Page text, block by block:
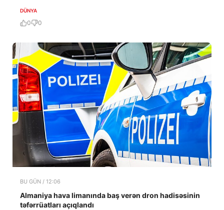
DÜNYA
0 0
BU GÜN / 12:06
Almaniya hava limanında baş verən dron hadisəsinin
təfərrüatları açıqlandı